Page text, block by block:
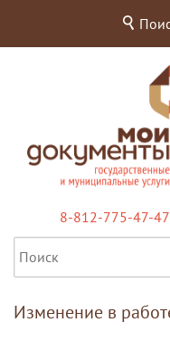
8-812-775-47-47
Изменение в